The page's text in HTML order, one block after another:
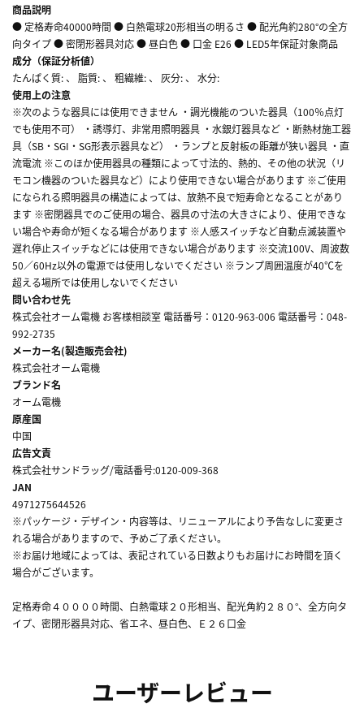
商品説明
● 定格寿命40000時間 ● 白熱電球20形相当の明るさ ● 配光角約280°の全方
向タイプ ● 密閉形器具対応 ● 昼白色 ● 口金 E26 ● LED5年保証対象商品
成分（保証分析値）
たんぱく質: 、 脂質: 、 粗繊維: 、 灰分: 、 水分:
使用上の注意
※次のような器具には使用できません ・調光機能のついた器具（100％点灯
でも使用不可） ・誘導灯、非常用照明器具 ・水銀灯器具など ・断熱材施工器
具（SB・SGI・SG形表示器具など） ・ランプと反射板の距離が狭い器具 ・直
流電流 ※このほか使用器具の種類によって寸法的、熱的、その他の状況（リ
モコン機器のついた器具など）により使用できない場合があります ※ご使用
になられる照明器具の構造によっては、放熱不良で短寿命となることがあり
ます ※密閉器具でのご使用の場合、器具の寸法の大きさにより、使用できな
い場合や寿命が短くなる場合があります ※人感スイッチなど自動点滅装置や
遅れ停止スイッチなどには使用できない場合があります ※交流100V、周波数
50／60Hz以外の電源では使用しないでください ※ランプ周囲温度が40℃を
超える場所では使用しないでください
問い合わせ先
株式会社オーム電機 お客様相談室 電話番号：0120-963-006 電話番号：048-
992-2735
メーカー名(製造販売会社)
株式会社オーム電機
ブランド名
オーム電機
原産国
中国
広告文責
株式会社サンドラッグ/電話番号:0120-009-368
JAN
4971275644526
※パッケージ・デザイン・内容等は、リニューアルにより予告なしに変更さ
れる場合がありますので、予めご了承ください。
※お届け地域によっては、表記されている日数よりもお届けにお時間を頂く
場合がございます。
定格寿命４００００時間、白熱電球２０形相当、配光角約２８０°、全方向タ
イプ、密閉形器具対応、省エネ、昼白色、Ｅ２６口金
ユーザーレビュー